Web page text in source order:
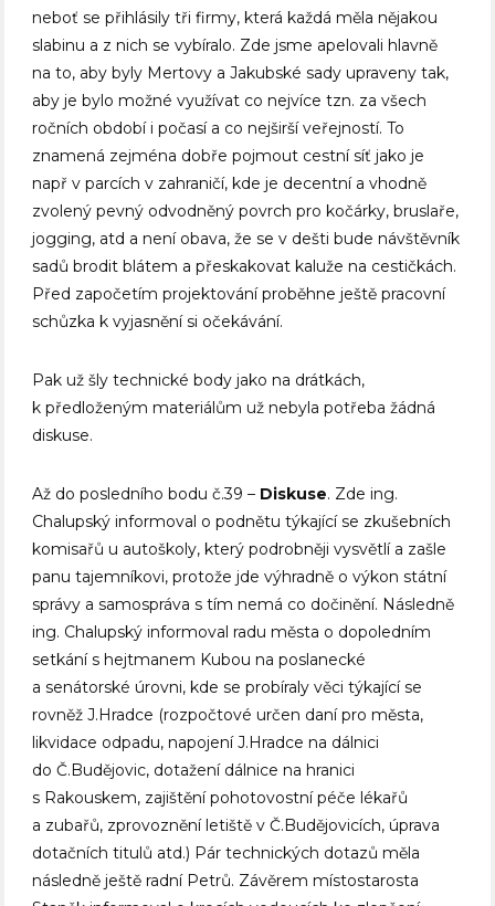
neboť se přihlásily tři firmy, která každá měla nějakou
slabinu a z nich se vybíralo. Zde jsme apelovali hlavně
na to, aby byly Mertovy a Jakubské sady upraveny tak,
aby je bylo možné využívat co nejvíce tzn. za všech
ročních období i počasí a co nejširší veřejností. To
znamená zejména dobře pojmout cestní síť jako je
např v parcích v zahraničí, kde je decentní a vhodně
zvolený pevný odvodněný povrch pro kočárky, bruslaře,
jogging, atd a není obava, že se v dešti bude návštěvník
sadů brodit blátem a přeskakovat kaluže na cestičkách.
Před započetím projektování proběhne ještě pracovní
schůzka k vyjasnění si očekávání.
Pak už šly technické body jako na drátkách,
k předloženým materiálům už nebyla potřeba žádná
diskuse.
Až do posledního bodu č.39 – Diskuse. Zde ing.
Chalupský informoval o podnětu týkající se zkušebních
komisařů u autoškoly, který podrobněji vysvětlí a zašle
panu tajemníkovi, protože jde výhradně o výkon státní
správy a samospráva s tím nemá co dočinění. Následně
ing. Chalupský informoval radu města o dopoledním
setkání s hejtmanem Kubou na poslanecké
a senátorské úrovni, kde se probíraly věci týkající se
rovněž J.Hradce (rozpočtové určen daní pro města,
likvidace odpadu, napojení J.Hradce na dálnici
do Č.Budějovic, dotažení dálnice na hranici
s Rakouskem, zajištění pohotovostní péče lékařů
a zubařů, zprovoznění letiště v Č.Budějovicích, úprava
dotačních titulů atd.) Pár technických dotazů měla
následně ještě radní Petrů. Závěrem místostarosta